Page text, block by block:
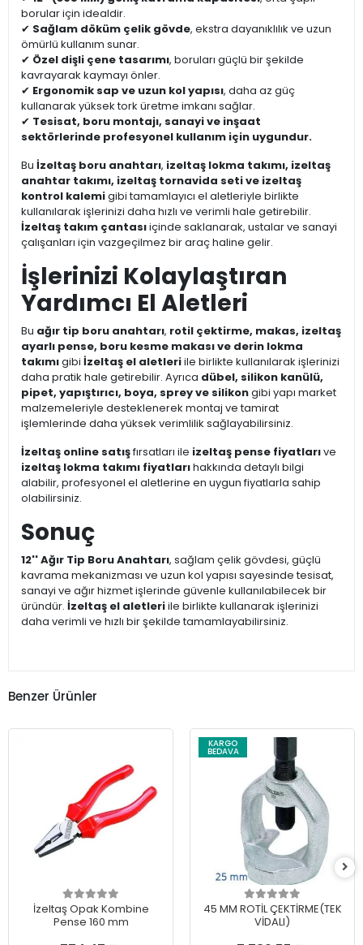
borular için idealdir.
✔ Sağlam döküm çelik gövde, ekstra dayanıklılık ve uzun
ömürlü kullanım sunar.
✔ Özel dişli çene tasarımı, boruları güçlü bir şekilde
kavrayarak kaymayı önler.
✔ Ergonomik sap ve uzun kol yapısı, daha az güç
kullanarak yüksek tork üretme imkanı sağlar.
✔ Tesisat, boru montajı, sanayi ve inşaat
sektörlerinde profesyonel kullanım için uygundur.
Bu İzeltaş boru anahtarı, izeltaş lokma takımı, izeltaş
anahtar takımı, izeltaş tornavida seti ve izeltaş
kontrol kalemigibi tamamlayıcı el aletleriyle birlikte
kullanılarak işlerinizi daha hızlı ve verimli hale getirebilir.
İzeltaş takım çantasıiçinde saklanarak, ustalar ve sanayi
çalışanları için vazgeçilmez bir araç haline gelir.
İşlerinizi Kolaylaştıran
Yardımcı El Aletleri
Bu ağır tip boru anahtarı, rotil çektirme, makas, izeltaş
ayarlı pense, boru kesme makası ve derin lokma
takımıgibi İzeltaş el aletleriile birlikte kullanılarak işlerinizi
daha pratik hale getirebilir. Ayrıca dübel, silikon kanülü,
pipet, yapıştırıcı, boya, sprey ve silikongibi yapı market
malzemeleriyle desteklenerek montaj ve tamirat
işlemlerinde daha yüksek verimlilik sağlayabilirsiniz.
İzeltaş online satışfırsatları ile izeltaş pense fiyatlarıve
izeltaş lokma takımı fiyatlarıhakkında detaylı bilgi
alabilir, profesyonel el aletlerine en uygun fiyatlarla sahip
olabilirsiniz.
Sonuç
12'' Ağır Tip Boru Anahtarı, sağlam çelik gövdesi, güçlü
kavrama mekanizması ve uzun kol yapısı sayesinde tesisat,
sanayi ve ağır hizmet işlerinde güvenle kullanılabilecek bir
üründür. İzeltaş el aletleriile birlikte kullanarak işlerinizi
daha verimli ve hızlı bir şekilde tamamlayabilirsiniz.
Benzer Ürünler
İzeltaş Opak Kombine
Pense 160 mm
KARGO
BEDAVA
45 MM ROTİL ÇEKTİRME(TEK
VİDALI)